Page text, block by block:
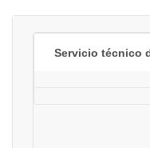
Servicio técnico